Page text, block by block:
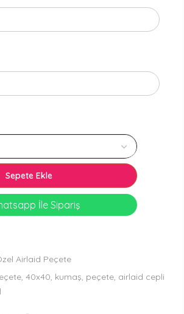
Sepete Ekle
İle Sipariş
Airlaid Peçete
40x40, kumaş, peçete, airlaid cepli